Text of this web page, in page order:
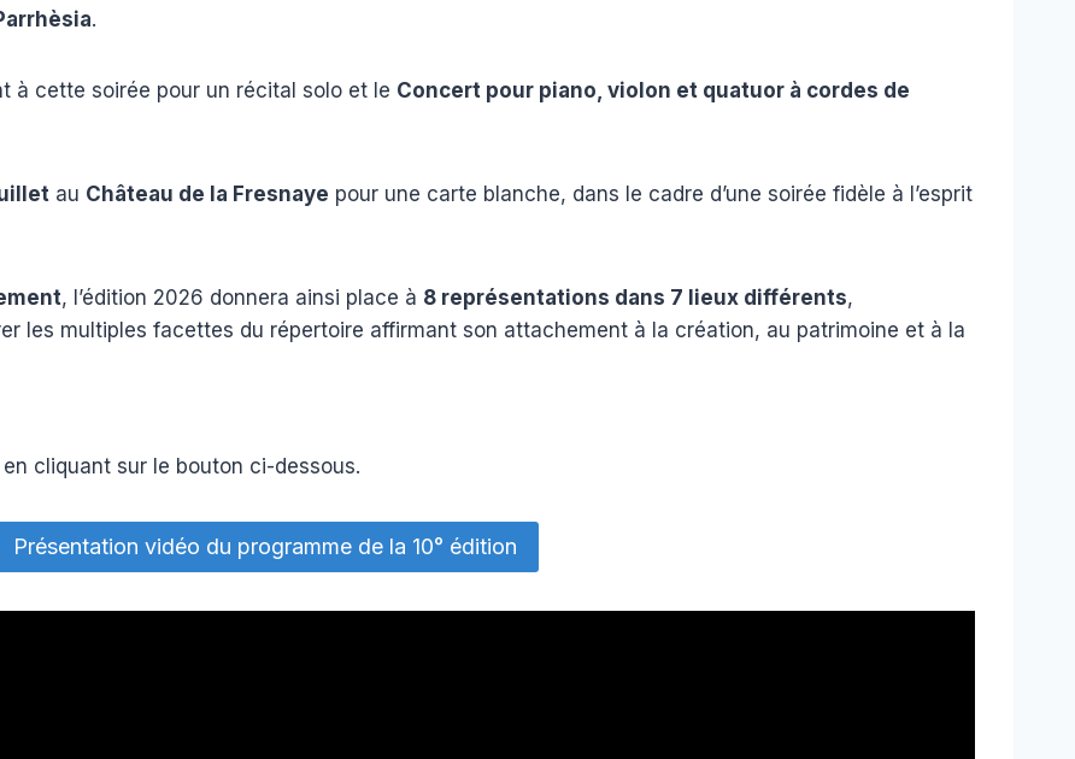
.
à cette soirée pour un récital solo et le Concert pour piano, violon et quatuor à cordes de
au Château de la Fresnaye pour une carte blanche, dans le cadre d’une soirée fidèle à l’esprit
, l’édition 2026 donnera ainsi place à 8 représentations dans 7 lieux différents,
les multiples facettes du répertoire affirmant son attachement à la création, au patrimoine et à la
cliquant sur le bouton ci-dessous.
Présentation vidéo du programme de la 10° édition